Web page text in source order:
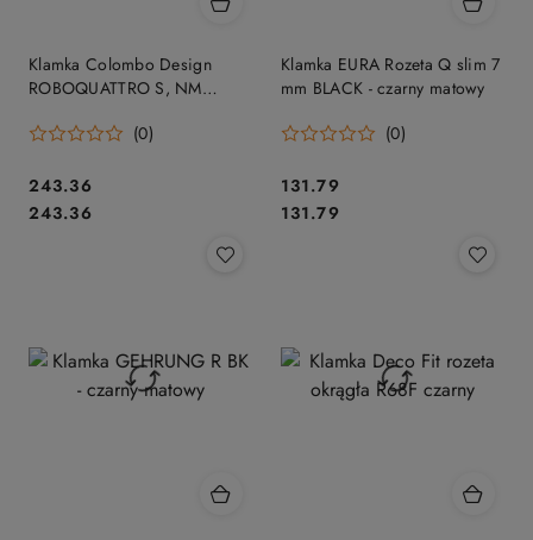
Klamka Colombo Design
ROBOQUATTRO S, NM
(0)
Cena:
243.36
Cena:
243.36
Klamka EURA Rozeta Q slim 7
mm BLACK - czarny matowy
(0)
Cena:
131.79
Cena:
131.79